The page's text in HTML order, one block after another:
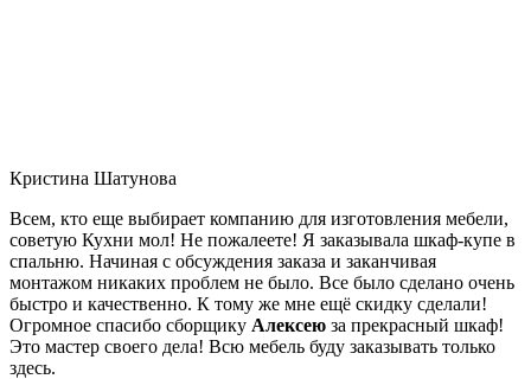
Кристина Шатунова
Всем, кто еще выбирает компанию для изготовления мебели,
советую Кухни мол! Не пожалеете! Я заказывала шкаф-купе в
спальню. Начиная с обсуждения заказа и заканчивая
монтажом никаких проблем не было. Все было сделано очень
быстро и качественно. К тому же мне ещё скидку сделали!
Огромное спасибо сборщику Алексею за прекрасный шкаф!
Это мастер своего дела! Всю мебель буду заказывать только
здесь.